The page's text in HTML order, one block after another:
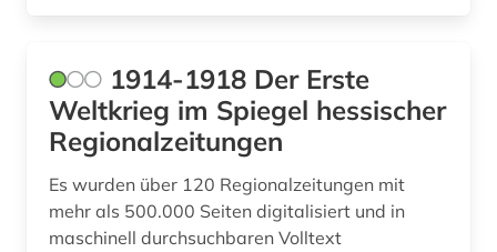
bauernkrieg &lt (1)
bautzen (1)
bauunternehmer (1)
bauwerk (1)
bayerisch-schwaben (1)
1914-1918 Der Erste
Weltkrieg im Spiegel hessischer
Regionalzeitungen
Es wurden über 120 Regionalzeitungen mit
mehr als 500.000 Seiten digitalisiert und in
maschinell durchsuchbaren Volltext